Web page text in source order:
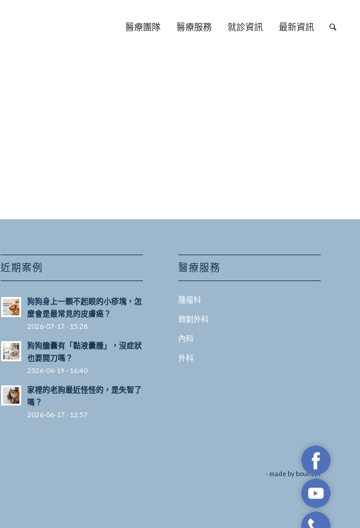
醫療團隊 醫療服務 就診資訊 最新資訊
近期案例
狗狗身上一顆不起眼的小疹塊，怎
麼會是最常見的皮膚癌？
2026-07-17 - 15:28
狗狗膽囊有「黏液囊腫」，沒症狀
也要開刀嗎？
2026-06-19 - 16:40
家裡的老狗最近怪怪的，是失智了
嗎？
2026-06-17 - 12:57
醫療服務
腫瘤科
微創外科
內科
外科
- made by bouncin